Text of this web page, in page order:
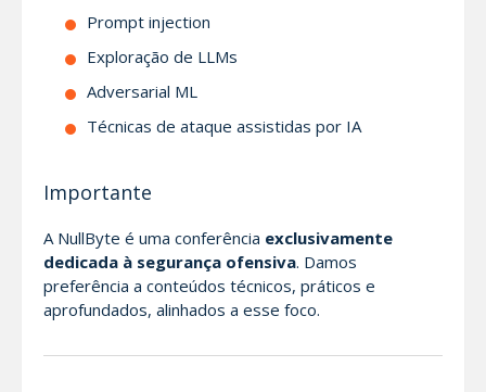
Prompt injection
Exploração de LLMs
Adversarial ML
Técnicas de ataque assistidas por IA
Importante
A NullByte é uma conferência exclusivamente
dedicada à segurança ofensiva. Damos
preferência a conteúdos técnicos, práticos e
aprofundados, alinhados a esse foco.